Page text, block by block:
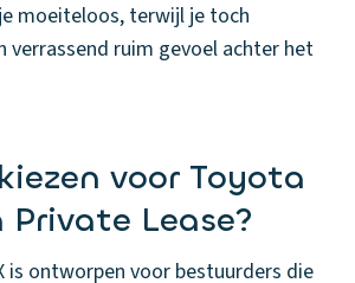
moeiteloos, terwijl je toch
verrassend ruim gevoel achter het
voor Toyota
Private Lease?
is ontworpen voor bestuurders die